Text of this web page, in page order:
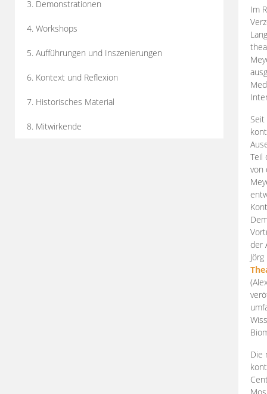
3. Demonstrationen
4. Workshops
5. Aufführungen und Inszenierungen
6. Kontext und Reflexion
7. Historisches Material
8. Mitwirkende
Im
Teil
von
der
Die